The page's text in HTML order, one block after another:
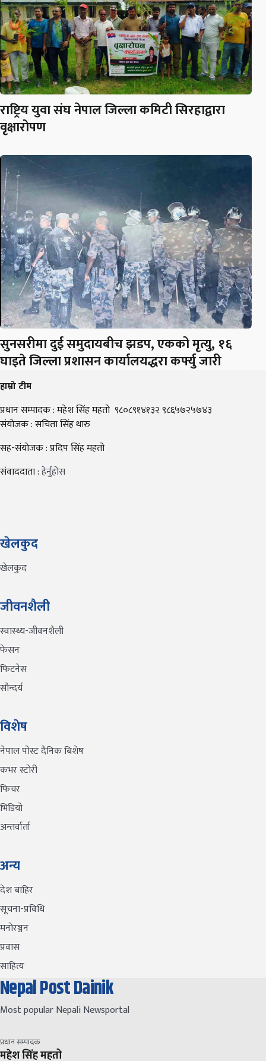
राष्ट्रिय युवा संघ नेपाल जिल्ला कमिटी सिरहाद्वारा
वृक्षारोपण
सुनसरीमा दुई समुदायबीच झडप, एकको मृत्यु, १६
घाइते जिल्ला प्रशासन कार्यालयद्धरा कर्फ्यु जारी
हाम्रो टीम
प्रधान सम्पादक : महेश सिंह महतो ९८०८९१४१३२ ९८६५७२५७४३
संयोजक : सचिता सिंह थारु
सह-संयोजक : प्रदिप सिंह महतो
संवाददाता :हेर्नुहोस
खेलकुद
खेलकुद
जीवनशैली
स्वास्थ्य-जीवनशैली
फेसन
फिटनेस
सौन्दर्य
विशेष
नेपाल पोस्ट दैनिक बिशेष
कभर स्टोरी
फिचर
भिडियो
अन्तर्वार्ता
अन्य
देश बाहिर
सूचना-प्रविधि
मनोरञ्जन
प्रवास
साहित्य
Nepal Post Dainik
Most popular Nepali Newsportal
प्रधान सम्पादक
महेश सिंह महतो